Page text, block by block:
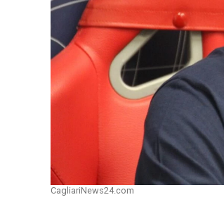
CagliariNews24.com